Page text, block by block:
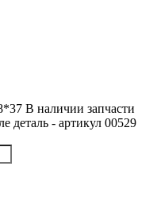
В наличии запчасти
деталь - артикул 00529